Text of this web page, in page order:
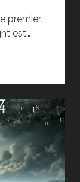
premier
est…